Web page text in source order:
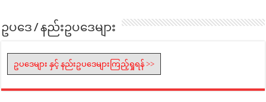
ဥပဒေ / နည်းဥပဒေများ
ဥပဒေများ နှင့် နည်းဥပဒေများကြည့်ရှုရန် >>